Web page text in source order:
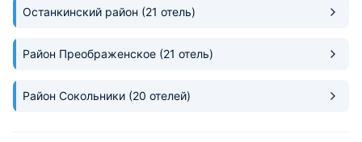
Останкинский район (21 отель)
Район Преображенское (21 отель)
Район Сокольники (20 отелей)